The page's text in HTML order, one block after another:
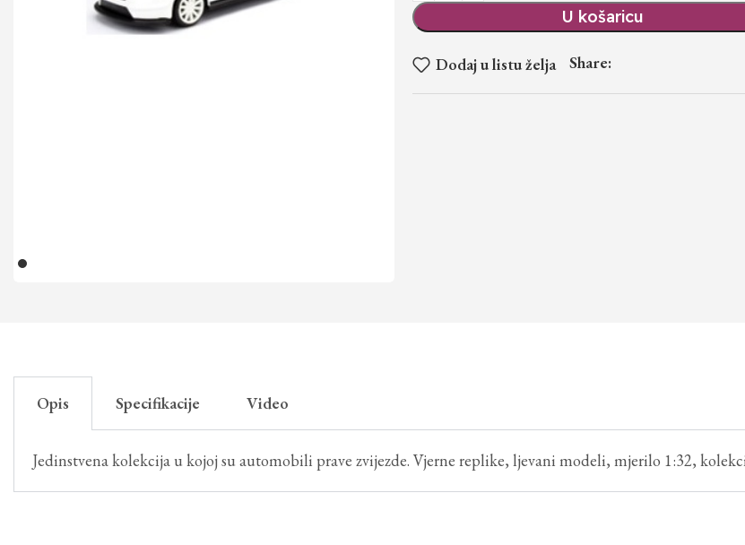
U košaricu
Dodaj u listu želja Share:
Opis Specifikacije Video
Jedinstvena kolekcija u kojoj su automobili prave zvijezde. Vjerne replike, ljevani modeli, mjerilo 1:32,